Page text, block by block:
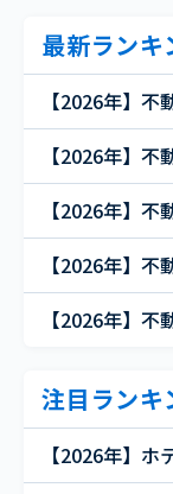
最新ランキ
【2026年】
【2026年】不
【2026年】不
【2026年】
【2026年】
注目ランキ
【2026年】